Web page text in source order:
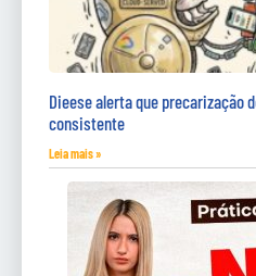
Dieese alerta que precarização
consistente
Leia mais »